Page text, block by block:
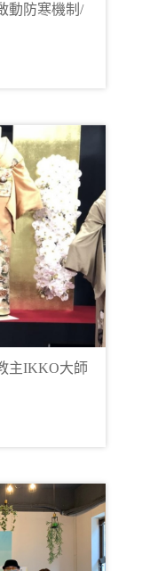
動防寒機制/
主IKKO大師